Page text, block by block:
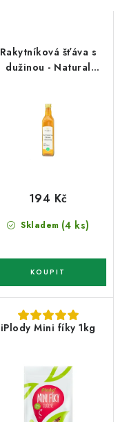
Rakytníková šťáva s
dužinou - Natural
Skladem (4 ks)
194 Kč
iPlody Mini fíky 1kg